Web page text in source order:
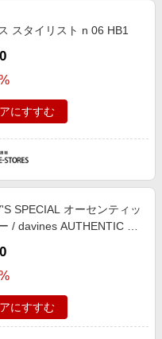
スタイリスト n 06 HB1
にすすむ
SPECIAL オーセンティッ
/ davines AUTHENTIC ク
and ST アンドエステ
ットエスティ）
にすすむ